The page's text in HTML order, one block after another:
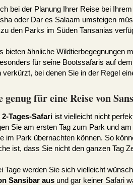
bei der Planung Ihrer Reise bei
oder Dar es Salaam umsteigen
den Parks im Süden Tansanias
bieten ähnliche Wildtierbegegnungen
für seine Bootssafaris auf
verkürzt, bei denen Sie in der Regel
genug für eine Reise von
2-Tages-Safari ist vielleicht nicht
Sie am ersten Tag zum Park und
im Park übernachten können. So
ist, dass Sie nicht den ganzen Tag
Tage werden Sie sich vielleicht
Sansibar aus und gar keiner Safari